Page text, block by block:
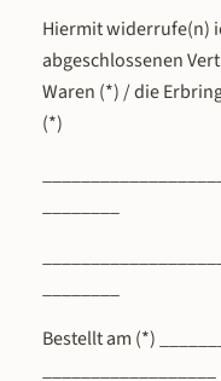
Hiermit widerrufe(n)
abgeschlossenen
Waren (*) / die
(*)
Bestellt am (*)